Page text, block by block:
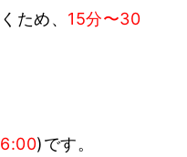
ため、 15分〜30
)です。